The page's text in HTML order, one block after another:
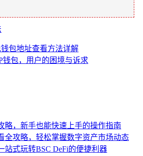
包地址查看方法详解
钱包，用户的困境与诉求
略，新手也能快速上手的操作指南
全攻略，轻松掌握数字资产市场动态
站式玩转BSC DeFi的便捷利器